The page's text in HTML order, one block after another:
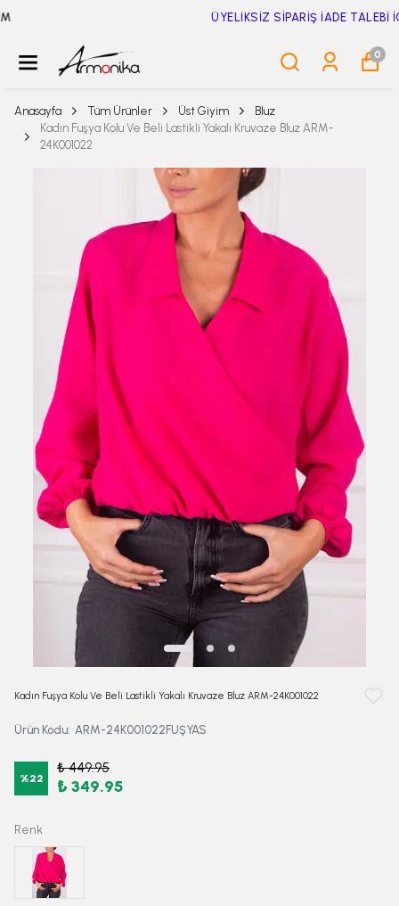
ÜYELİKSİZ SİPARİŞ İADE TALEBİ İÇİN TIKLA
0
Anasayfa Tüm Ürünler Üst Giyim
Bluz
Kadın Fuşya Kolu Ve Beli Lastikli Yakalı Kruvaze Bluz ARM-
24K001022
Kadın Fuşya Kolu Ve Beli Lastikli Yakalı Kruvaze Bluz ARM-24K001022
Ürün Kodu: ARM-24K001022FUŞYAS
%22
₺ 449.95
₺ 349.95
Renk